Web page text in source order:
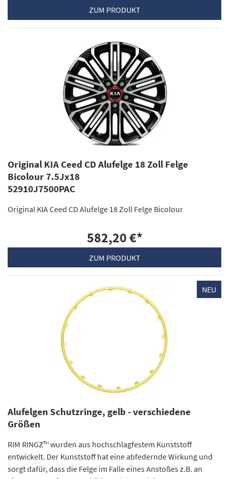
ZUM PRODUKT
Original KIA Ceed CD Alufelge 18 Zoll Felge
Bicolour 7.5Jx18
52910J7500PAC
Original KIA Ceed CD Alufelge 18 Zoll Felge Bicolour
582,20 €*
ZUM PRODUKT
NEU
Alufelgen Schutzringe, gelb - verschiedene
Größen
RIM RINGZ™ wurden aus hochschlagfestem Kunststoff
entwickelt. Der Kunststoff hat eine abfedernde Wirkung und
sorgt dafür, dass die Felge im Falle eines Anstoßes z.B. an